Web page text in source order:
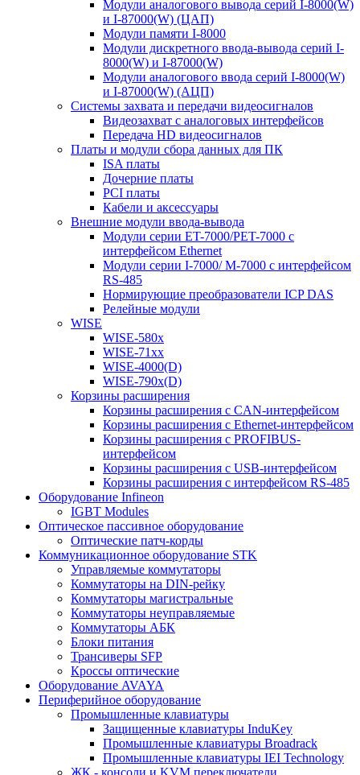
Модули аналогового вывода серий I-8000(W)
и I-87000(W) (ЦАП)
Модули памяти I-8000
Модули дискретного ввода-вывода серий I-
8000(W) и I-87000(W)
Модули аналогового ввода серий I-8000(W)
и I-87000(W) (АЦП)
Системы захвата и передачи видеосигналов
Видеозахват с аналоговых интерфейсов
Передача HD видеосигналов
Платы и модули сбора данных для ПК
ISA платы
Дочерние платы
PCI платы
Кабели и аксессуары
Внешние модули ввода-вывода
Модули серии ET-7000/PET-7000 с
интерфейсом Ethernet
Модули серии I-7000/ M-7000 с интерфейсом
RS-485
Нормирующие преобразователи ICP DAS
Релейные модули
WISE
WISE-580x
WISE-71xx
WISE-4000(D)
WISE-790x(D)
Корзины расширения
Корзины расширения с CAN-интерфейсом
Корзины расширения с Ethernet-интерфейсом
Корзины расширения с PROFIBUS-
интерфейсом
Корзины расширения с USB-интерфейсом
Корзины расширения с интерфейсом RS-485
Оборудование Infineon
IGBT Modules
Оптическое пассивное оборудование
Оптические патч-корды
Коммуникационное оборудование STK
Управляемые коммутаторы
Коммутаторы на DIN-рейку
Коммутаторы магистральные
Коммутаторы неуправляемые
Коммутаторы АБК
Блоки питания
Трансиверы SFP
Кроссы оптические
Оборудование AVAYA
Периферийное оборудование
Промышленные клавиатуры
Защищенные клавиатуры InduKey
Промышленные клавиатуры Broadrack
Промышленные клавиатуры IEI Technology
ЖК - консоли и KVM переключатели